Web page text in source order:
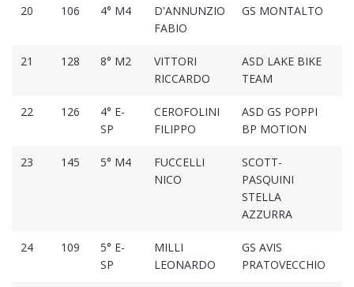
20 106 4° M4
D'ANNUNZIO
FABIO
GS MONTALTO
21 128 8° M2
VITTORI
RICCARDO
ASD LAKE BIKE
TEAM
22 126
4° E-
SP
CEROFOLINI
FILIPPO
ASD GS POPPI
BP MOTION
23 145 5° M4
FUCCELLI
NICO
SCOTT-
PASQUINI
STELLA
AZZURRA
24 109
5° E-
SP
MILLI
LEONARDO
GS AVIS
PRATOVECCHIO